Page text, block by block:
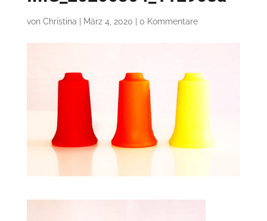
von Christina März 4, 2020 0 Kommentare